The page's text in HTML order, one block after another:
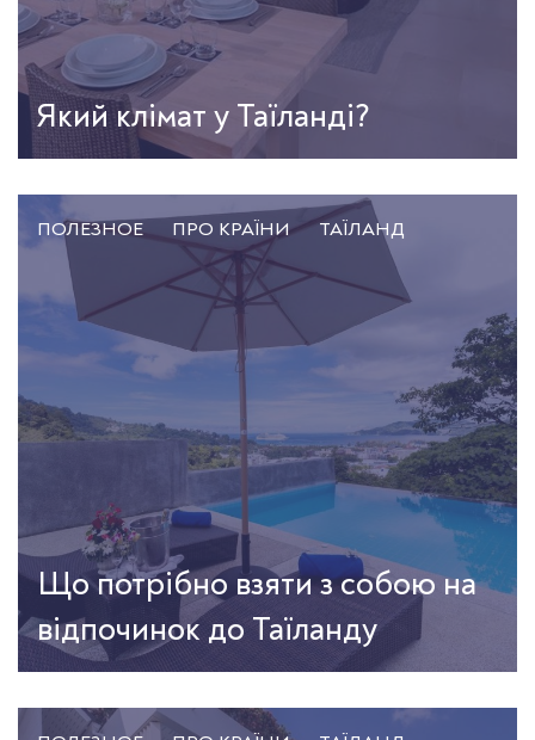
Який клімат у Таїланді?
ПОЛЕЗНОЕ ПРО КРАЇНИ ТАЇЛАНД
Що потрібно взяти з собою на
відпочинок до Таїланду